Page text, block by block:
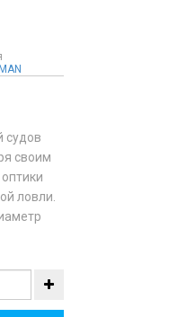
судов
своим
ловли.